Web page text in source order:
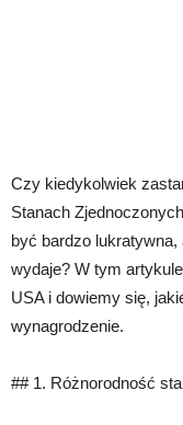
Czy kiedykolwiek
Stanach
być bardzo
wydaje? W tym
USA i dowiemy się,
wynagrodzenie.
## 1. Różnorodność